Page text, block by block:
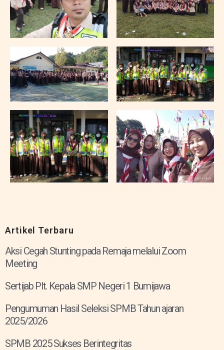
Artikel Terbaru
Aksi Cegah Stunting pada Remaja melalui Zoom
Meeting
Sertijab Plt. Kepala SMP Negeri 1 Bumijawa
Pengumuman Hasil Seleksi SPMB Tahun ajaran
2025/2026
SPMB 2025 Sukses Berintegritas